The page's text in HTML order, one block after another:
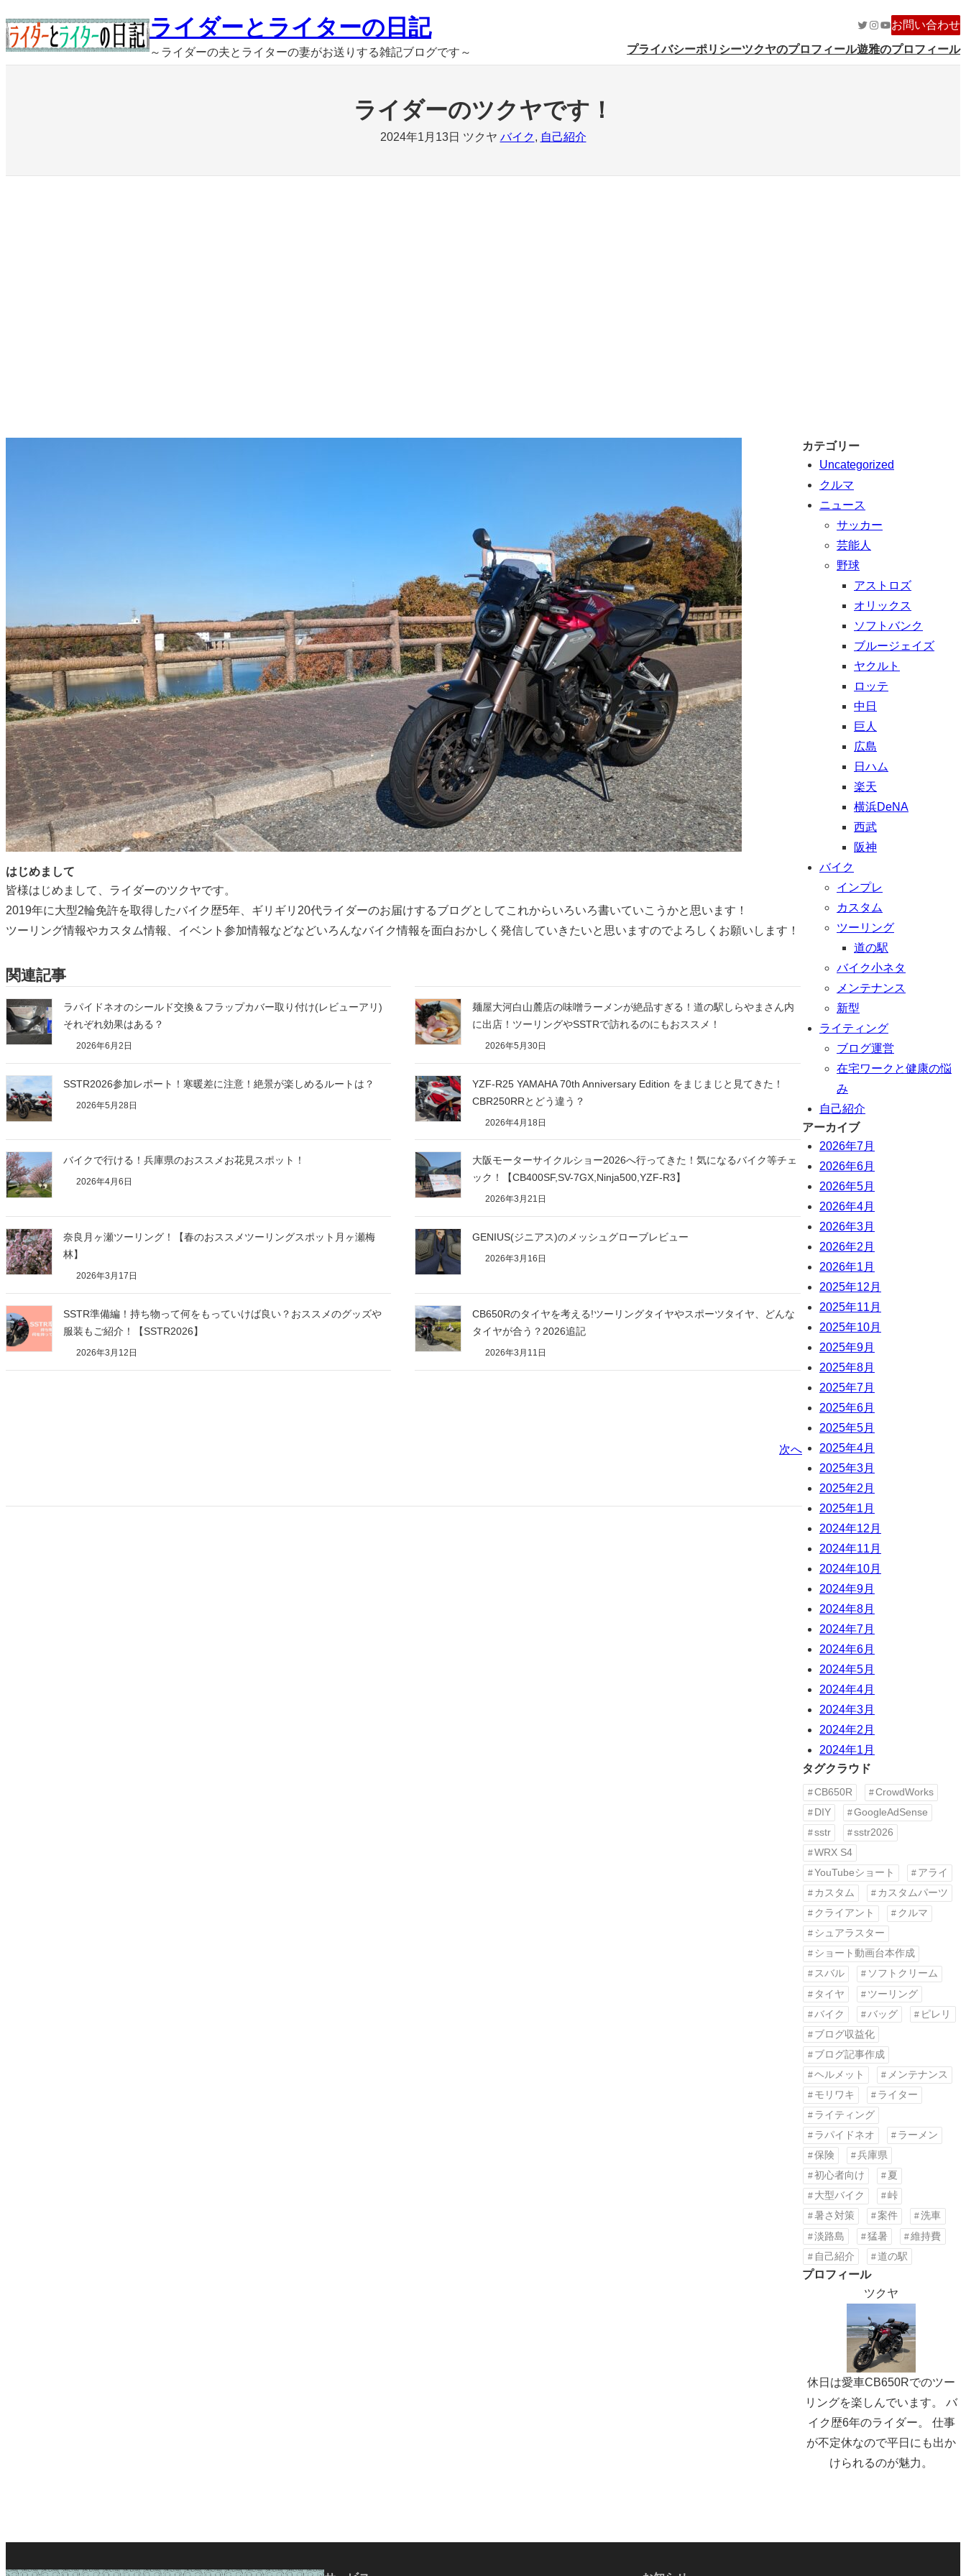
容
を
ライダーとライターの日記
～ライダーの夫とライターの妻がお送りする雑記ブログです～
Twitter
Instagram
YouTube
お問い合わせ
プライバシーポリシーツクヤのプロフィール遊雅のプロフィール
ライダーのツクヤです！
2024年1月13日 ツクヤ バイク, 自己紹介
はじめまして
皆様はじめまして、ライダーのツクヤです。
2019年に大型2輪免許を取得したバイク歴5年、ギリギリ20代ライダーのお届けするブログとしてこれからいろいろ書いていこうかと思います！
ツーリング情報やカスタム情報、イベント参加情報などなどいろんなバイク情報を面白おかしく発信していきたいと思いますのでよろしくお願いします！
関連記事
ラパイドネオのシールド交換＆フラップカバー取り付け(レビューアリ)
それぞれ効果はある？
2026年6月2日
麺屋大河白山麓店の味噌ラーメンが絶品すぎる！道の駅しらやまさん内
に出店！ツーリングやSSTRで訪れるのにもおススメ！
2026年5月30日
SSTR2026参加レポート！寒暖差に注意！絶景が楽しめるルートは？
2026年5月28日
YZF-R25 YAMAHA 70th Anniversary Edition をまじまじと見てきた！
CBR250RRとどう違う？
2026年4月18日
バイクで行ける！兵庫県のおススメお花見スポット！
2026年4月6日
大阪モーターサイクルショー2026へ行ってきた！気になるバイク等チェ
ック！【CB400SF,SV-7GX,Ninja500,YZF-R3】
2026年3月21日
奈良月ヶ瀬ツーリング！【春のおススメツーリングスポット月ヶ瀬梅
林】
2026年3月17日
GENIUS(ジニアス)のメッシュグローブレビュー
2026年3月16日
SSTR準備編！持ち物って何をもっていけば良い？おススメのグッズや
服装もご紹介！【SSTR2026】
2026年3月12日
CB650Rのタイヤを考える!ツーリングタイヤやスポーツタイヤ、どんな
タイヤが合う？2026追記
2026年3月11日
次へ
カテゴリー
Uncategorized
クルマ
ニュース
サッカー
芸能人
野球
アストロズ
オリックス
ソフトバンク
ブルージェイズ
ヤクルト
ロッテ
中日
巨人
広島
日ハム
楽天
横浜DeNA
西武
阪神
バイク
インプレ
カスタム
ツーリング
道の駅
バイク小ネタ
メンテナンス
新型
ライティング
ブログ運営
在宅ワークと健康の悩
み
自己紹介
アーカイブ
2026年7月
2026年6月
2026年5月
2026年4月
2026年3月
2026年2月
2026年1月
2025年12月
2025年11月
2025年10月
2025年9月
2025年8月
2025年7月
2025年6月
2025年5月
2025年4月
2025年3月
2025年2月
2025年1月
2024年12月
2024年11月
2024年10月
2024年9月
2024年8月
2024年7月
2024年6月
2024年5月
2024年4月
2024年3月
2024年2月
2024年1月
タグクラウド
CB650R
CrowdWorks
DIY
GoogleAdSense
sstr
sstr2026
WRX S4
YouTubeショート
アライ
カスタム
カスタムパーツ
クライアント
クルマ
シュアラスター
ショート動画台本作成
スバル
ソフトクリーム
タイヤ
ツーリング
バイク
バッグ
ピレリ
ブログ収益化
ブログ記事作成
ヘルメット
メンテナンス
モリワキ
ライター
ライティング
ラパイドネオ
ラーメン
保険
兵庫県
初心者向け
夏
大型バイク
峠
暑さ対策
案件
洗車
淡路島
猛暑
維持費
自己紹介
道の駅
プロフィール
ツクヤ
休日は愛車CB650Rでのツー
リングを楽しんでいます。 バ
イク歴6年のライダー。 仕事
が不定休なので平日にも出か
けられるのが魅力。